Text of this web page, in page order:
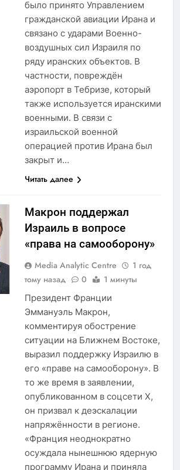
было принято Управлением
гражданской авиации Ирана и
связано с ударами Военно-
воздушных сил Израиля по
ряду иранских объектов. В
частности, повреждён
аэропорт в Тебризе, который
также используется иранскими
военными. В связи с
израильской военной
операцией против Ирана был
закрыт и…
Читать далее
Макрон поддержал
Израиль в вопросе
«права на самооборону»
Media Analytic Centre
1 год
тому назад
0 1 минуты
Президент Франции
Эммануэль Макрон,
комментируя обострение
ситуации на Ближнем Востоке,
выразил поддержку Израилю в
его «праве на самооборону». В
то же время в заявлении,
опубликованном в соцсети X,
он призвал к деэскалации
напряжённости в регионе.
«Франция неоднократно
осуждала нынешнюю ядерную
программу Ирана и приняла